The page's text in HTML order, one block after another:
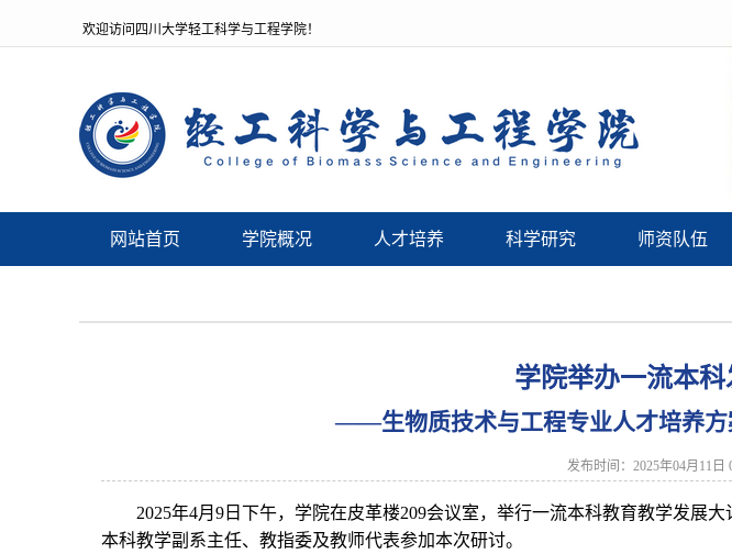
欢迎访问四川大学轻工科学与工程学院！
网站首页 学院概况 人才培养 科学研究 师资队伍
学院举办一流本
——生物质技术与工程专业人才培养方
发布时间：2025年04月11
2025年4月9日下午，学院在皮革楼209会议室，举行一流本科教育教学发展
本科教学副系主任、教指委及教师代表参加本次研讨。